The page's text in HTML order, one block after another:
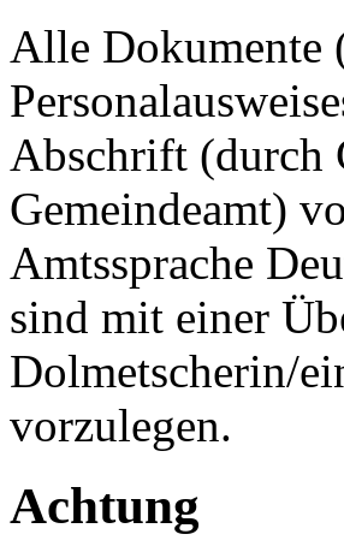
Alle Dokumente
Abschrift (durch
Gemeindeamt)
Amtssprache
sind mit einer
Dolmetscherin/
vorzulegen.
Achtung